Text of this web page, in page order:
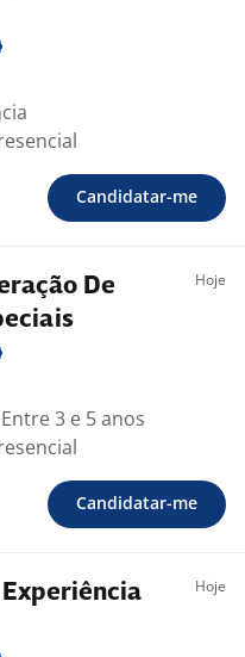
Candidatar-me
De
Hoje
Entre 3 e 5 anos
Candidatar-me
Hoje